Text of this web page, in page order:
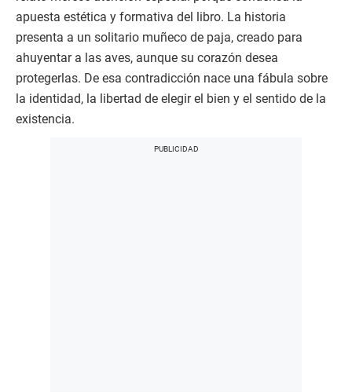
apuesta estética y formativa del libro. La historia
presenta a un solitario muñeco de paja, creado para
ahuyentar a las aves, aunque su corazón desea
protegerlas. De esa contradicción nace una fábula sobre
la identidad, la libertad de elegir el bien y el sentido de la
existencia.